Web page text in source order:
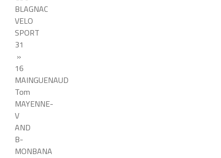
BLAGNAC
VELO
SPORT
31
»
16
MAINGUENAUD
Tom
MAYENNE-
V
AND
B-
MONBANA